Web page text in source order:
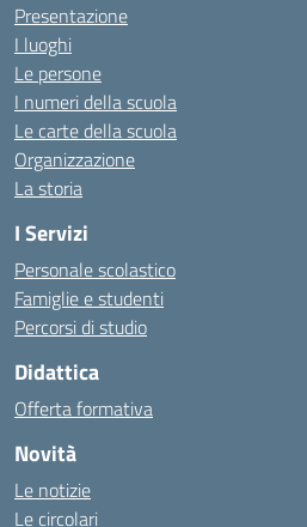
Presentazione
I luoghi
Le persone
I numeri della scuola
Le carte della scuola
Organizzazione
La storia
I Servizi
Personale scolastico
Famiglie e studenti
Percorsi di studio
Didattica
Offerta formativa
Novità
Le notizie
Le circolari